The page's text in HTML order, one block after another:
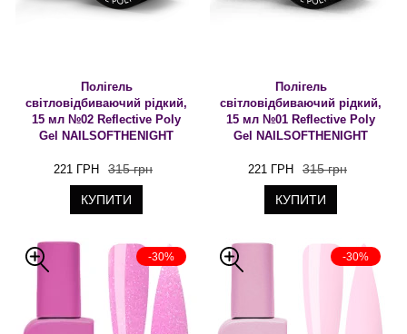
Полігель
світловідбиваючий рідкий,
15 мл №02 Reflective Poly
Gel NAILSOFTHENIGHT
221 ГРН 315 грн
КУПИТИ
Полігель
світловідбиваючий рідкий,
15 мл №01 Reflective Poly
Gel NAILSOFTHENIGHT
221 ГРН 315 грн
КУПИТИ
-30% -30%